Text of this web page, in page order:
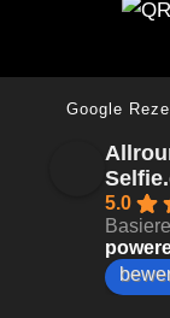
d
Google
5.0